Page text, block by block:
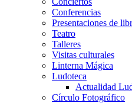
Conferencias
Presentaciones de
Teatro
Talleres
Visitas culturales
Linterna Mágica
Ludoteca
Actualidad
Círculo Fotográfico